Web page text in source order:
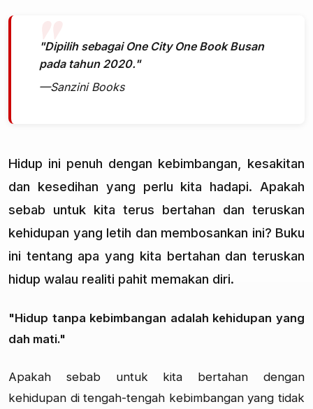
"Dipilih sebagai One City One Book Busan
pada tahun 2020."
—Sanzini Books
Hidup ini penuh dengan kebimbangan, kesakitan
dan kesedihan yang perlu kita hadapi. Apakah
sebab untuk kita terus bertahan dan teruskan
kehidupan yang letih dan membosankan ini? Buku
ini tentang apa yang kita bertahan dan teruskan
hidup walau realiti pahit memakan diri.
"Hidup tanpa kebimbangan adalah kehidupan yang
dah mati."
Apakah sebab untuk kita bertahan dengan
kehidupan di tengah-tengah kebimbangan yang tidak